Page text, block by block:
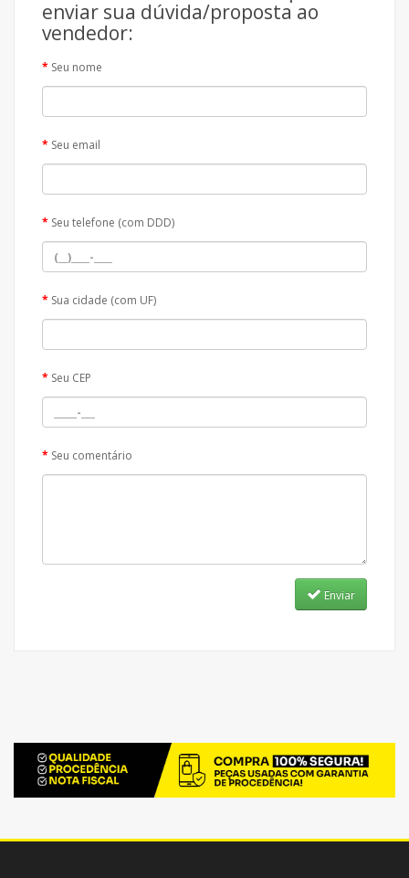
enviar sua dúvida/proposta ao
vendedor:
Seu nome
Seu email
Seu telefone (com DDD)
Sua cidade (com UF)
Seu CEP
Seu comentário
Enviar